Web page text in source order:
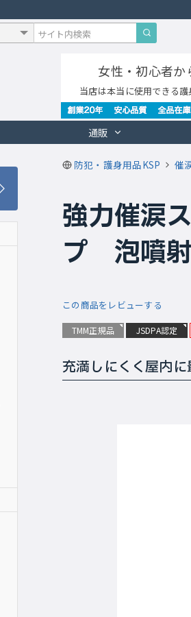
女性・初心者か
当店は本当に使用できる
通販
防犯・護身用品KSP 催
強力催涙
プ 泡噴
この商品をレビューする
TMM正規品 JSDPA認定
充満しにくく屋内に